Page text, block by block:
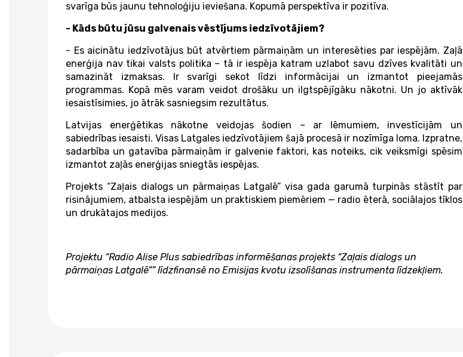
svarīga būs jaunu tehnoloģiju ieviešana. Kopumā perspektīva ir pozitīva.
- Kāds būtu jūsu galvenais vēstījums iedzīvotājiem?
- Es aicinātu iedzīvotājus būt atvērtiem pārmaiņām un interesēties par iespējām. Zaļā
enerģija nav tikai valsts politika – tā ir iespēja katram uzlabot savu dzīves kvalitāti un
samazināt izmaksas. Ir svarīgi sekot līdzi informācijai un izmantot pieejamās
programmas. Kopā mēs varam veidot drošāku un ilgtspējīgāku nākotni. Un jo aktīvāk
iesaistīsimies, jo ātrāk sasniegsim rezultātus.
Latvijas enerģētikas nākotne veidojas šodien – ar lēmumiem, investīcijām un
sabiedrības iesaisti. Visas Latgales iedzīvotājiem šajā procesā ir nozīmīga loma. Izpratne,
sadarbība un gatavība pārmaiņām ir galvenie faktori, kas noteiks, cik veiksmīgi spēsim
izmantot zaļās enerģijas sniegtās iespējas.
Projekts “Zaļais dialogs un pārmaiņas Latgalē” visa gada garumā turpinās stāstīt par
risinājumiem, atbalsta iespējām un praktiskiem piemēriem — radio ēterā, sociālajos tīklos
un drukātajos medijos.
Projektu “Radio Alise Plus sabiedrības informēšanas projekts “Zaļais dialogs un
pārmaiņas Latgalē”” līdzfinansē no Emisijas kvotu izsolīšanas instrumenta līdzekļiem.